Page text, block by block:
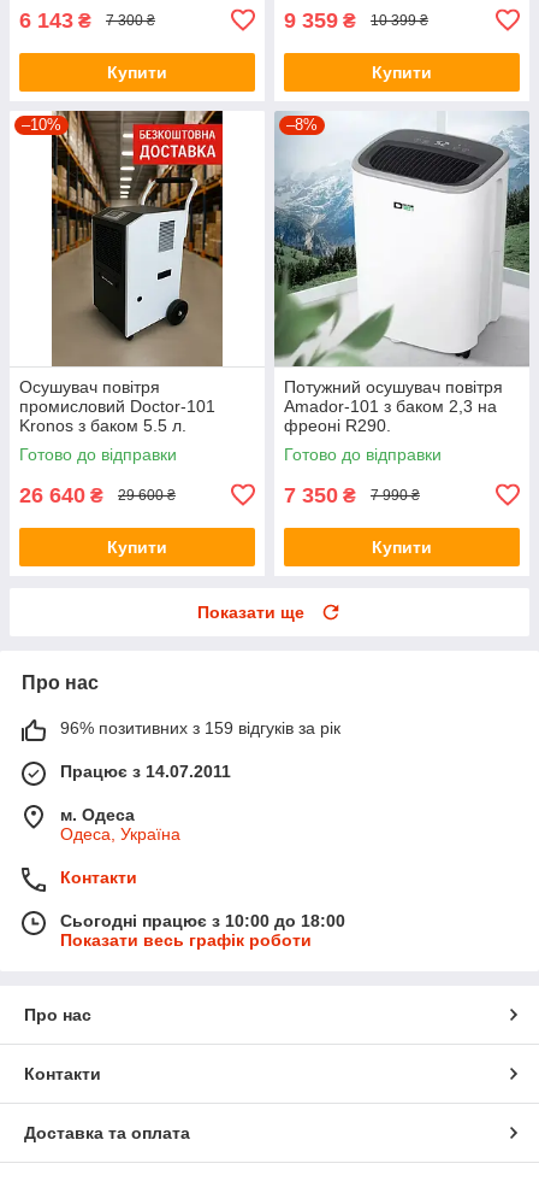
6 143 ₴ 7 300 ₴
Купити
9 359 ₴ 10 399 ₴
Купити
–10%
Осушувач повітря
промисловий Doctor-101
Kronos з баком 5.5 л.
Вологопоглинач
продуктивністю 60 л/день
Готово до відправки
26 640 ₴ 29 600 ₴
Купити
–8%
Потужний осушувач повітря
Amador-101 з баком 2,3 на
фреоні R290.
Вологопоглинач з
продуктивністю 12л/день
Готово до відправки
7 350 ₴ 7 990 ₴
Купити
Показати ще
Про нас
96% позитивних з 159 відгуків за рік
Працює з 14.07.2011
м. Одеса
Одеса, Україна
Контакти
Сьогодні працює з 10:00 до 18:00
Показати весь графік роботи
Про нас
Контакти
Доставка та оплата